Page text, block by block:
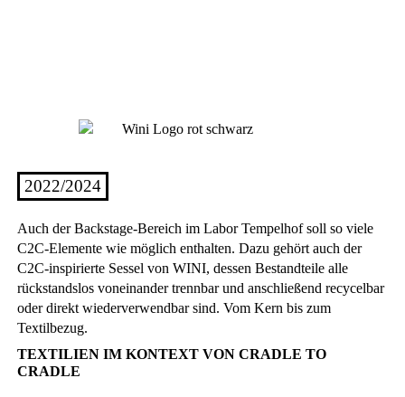
2022/2024
Auch der Backstage-Bereich im Labor Tempelhof soll so viele
C2C-Elemente wie möglich enthalten. Dazu gehört auch der
C2C-inspirierte Sessel von WINI, dessen Bestandteile alle
rückstandslos voneinander trennbar und anschließend recycelbar
oder direkt wiederverwendbar sind. Vom Kern bis zum
Textilbezug.
TEXTILIEN IM KONTEXT VON CRADLE TO
CRADLE